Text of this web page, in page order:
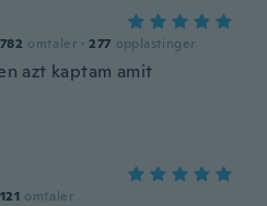
782 omtaler · 277 opplastinger
azt kaptam amit
121 omtaler